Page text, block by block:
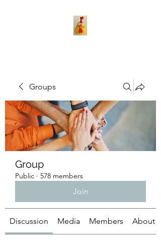
Groups
Group
Public · 578 members
Join
Discussion Media Members About